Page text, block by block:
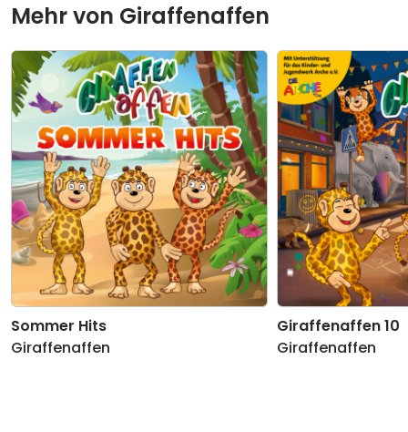
Mehr von Giraffenaffen
Sommer Hits
Giraffenaffen
Giraffenaffen 10
Giraffenaffen